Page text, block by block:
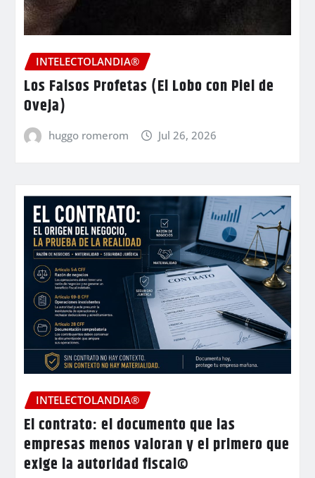
INTELECTOLANDIA®
Los Falsos Profetas (El Lobo con Piel de
Oveja)
huggo romerom Jul 26, 2026
INTELECTOLANDIA®
El contrato: el documento que las
empresas menos valoran y el primero que
exige la autoridad fiscal©